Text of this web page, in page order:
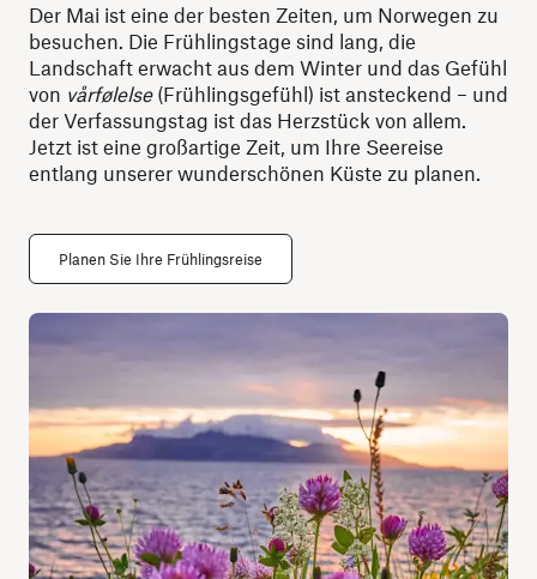
Der Mai ist eine der besten Zeiten, um Norwegen zu
besuchen. Die Frühlingstage sind lang, die
Landschaft erwacht aus dem Winter und das Gefühl
von vårfølelse(Frühlingsgefühl) ist ansteckend – und
der Verfassungstag ist das Herzstück von allem.
Jetzt ist eine großartige Zeit, um Ihre Seereise
entlang unserer wunderschönen Küste zu planen.
Planen Sie Ihre Frühlingsreise